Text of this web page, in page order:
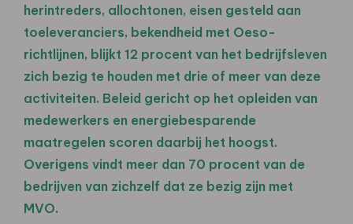
herintreders, allochtonen, eisen gesteld aan
toeleveranciers, bekendheid met Oeso-
richtlijnen, blijkt 12 procent van het bedrijfsleven
zich bezig te houden met drie of meer van deze
activiteiten. Beleid gericht op het opleiden van
medewerkers en energiebesparende
maatregelen scoren daarbij het hoogst.
Overigens vindt meer dan 70 procent van de
bedrijven van zichzelf dat ze bezig zijn met
MVO.